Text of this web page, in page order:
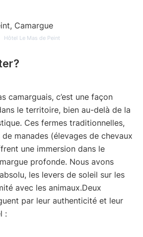
Hôtel Le Mas de Peint
camarguais, c’est une façon
le territoire, bien au-delà de la
Ces fermes traditionnelles,
manades (élevages de chevaux
une immersion dans le
profonde. Nous avons
les levers de soleil sur les
avec les animaux.Deux
par leur authenticité et leur
: